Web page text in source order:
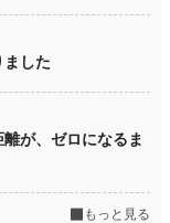
した
が、ゼロになるま
もっと見る